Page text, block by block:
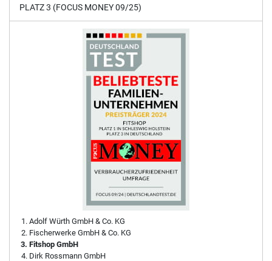
PLATZ 3 (FOCUS MONEY 09/25)
Adolf Würth GmbH & Co. KG
Fischerwerke GmbH & Co. KG
Fitshop GmbH
Dirk Rossmann GmbH